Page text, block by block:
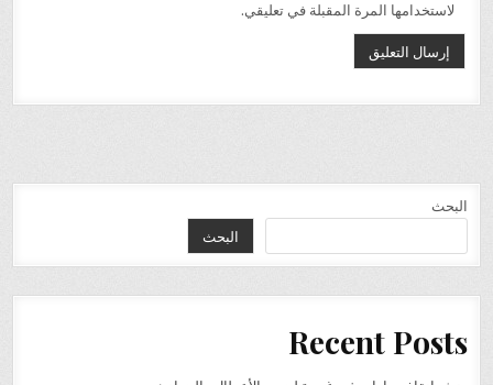
لاستخدامها المرة المقبلة في تعليقي.
البحث
البحث
Recent Posts